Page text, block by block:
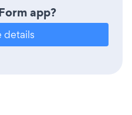
app?
details